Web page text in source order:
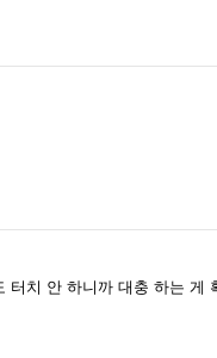
터치 안 하니까 대충 하는 게